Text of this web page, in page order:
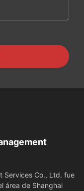
Services Co., Ltd. fue
área de Shanghai